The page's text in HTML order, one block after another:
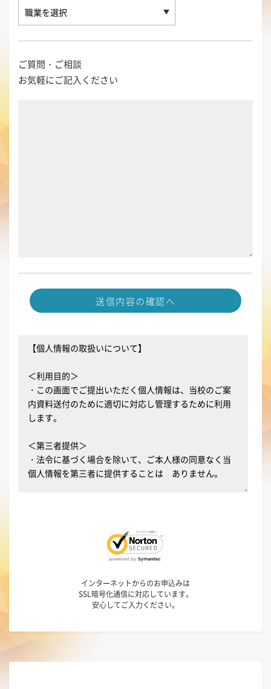
ご質問・ご相談
お気軽にご記入ください
送信内容の確認へ
インターネットからのお申込みは
SSL暗号化通信に対応しています。
安心してご入力ください。